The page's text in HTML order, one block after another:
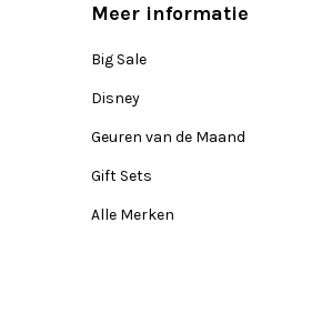
Meer informatie
Big Sale
Disney
Geuren van de Maand
Gift Sets
Alle Merken